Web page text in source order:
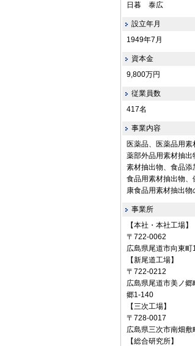
日暮 泰広
設立年月
1949年7月
資本金
9,800万円
従業員数
417名
事業内容
医薬品、医薬品用素
薬部外品用素材抽出
素材抽出物、食品添
食品用素材抽出物、
康食品用素材抽出物
事業所
【本社・本社工場】
〒722‐0062
広島県尾道市向東
【新尾道工場】
〒722‐0212
広島県尾道市美ノ郷
郷1-140
【三次工場】
〒728-0017
広島県三次市南畑敷
【総合研究所】